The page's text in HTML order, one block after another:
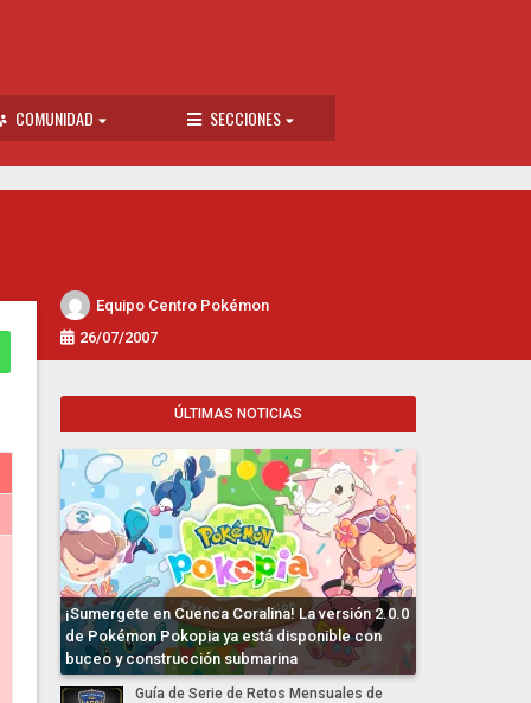
COMUNIDAD SECCIONES
Equipo Centro Pokémon
26/07/2007
ÚLTIMAS NOTICIAS
¡Sumergete en Cuenca Coralina! La versión 2.0.0
de Pokémon Pokopia ya está disponible con
buceo y construcción submarina
Guía de Serie de Retos Mensuales de